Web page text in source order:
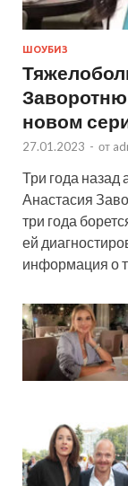
ШОУБИЗ
новом
27.01.2023 - от
Три года назад
Анастасия
три года
ей
информация о